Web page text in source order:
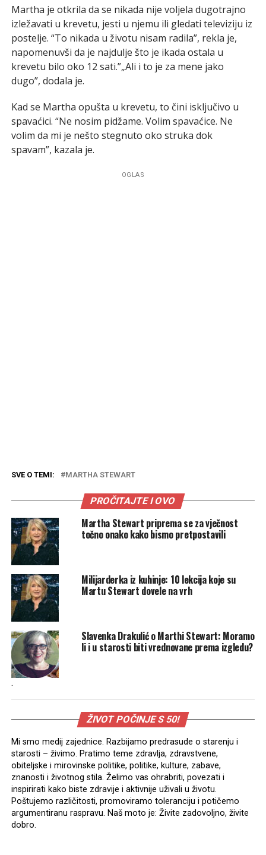
Martha je otkrila da se nikada nije voljela dugotrajno
izležavati u krevetu, jesti u njemu ili gledati televiziju iz
postelje. “To nikada u životu nisam radila”, rekla je,
napomenuvši da je najdulje što je ikada ostala u
krevetu bilo oko 12 sati.”„Ali i to je za mene jako
dugo”, dodala je.
Kad se Martha opušta u krevetu, to čini isključivo u
spavaćici. “Ne nosim pidžame. Volim spavaćice. Ne
volim da mi je nešto stegnuto oko struka dok
spavam”, kazala je.
OGLAS
SVE O TEMI: MARTHA STEWART
PROČITAJTE I OVO
Martha Stewart priprema se za vječnost
točno onako kako bismo pretpostavili
Milijarderka iz kuhinje: 10 lekcija koje su
Martu Stewart dovele na vrh
Slavenka Drakulić o Marthi Stewart: Moramo
li i u starosti biti vrednovane prema izgledu?
.
ŽIVOT POČINJE S 50!
Mi smo medij zajednice. Razbijamo predrasude o starenju i
starosti – živimo. Pratimo teme zdravlja, zdravstvene,
obiteljske i mirovinske politike, politike, kulture, zabave,
znanosti i životnog stila. Želimo vas ohrabriti, povezati i
inspirirati kako biste zdravije i aktivnije uživali u životu.
Poštujemo različitosti, promoviramo toleranciju i potičemo
argumentiranu raspravu. Naš moto je: Živite zadovoljno, živite
dobro.